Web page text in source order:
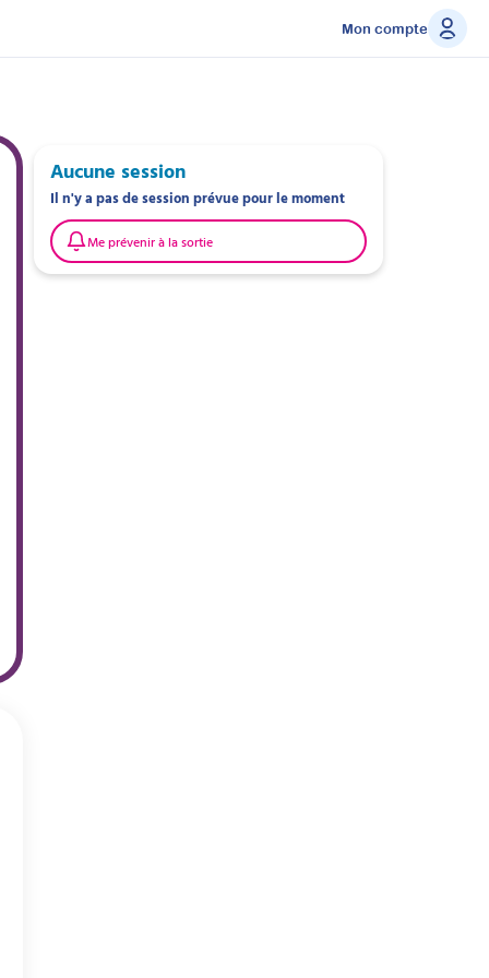
Mon compte
Aucune session
Il n'y a pas de session prévue pour le moment
Me prévenir à la sortie